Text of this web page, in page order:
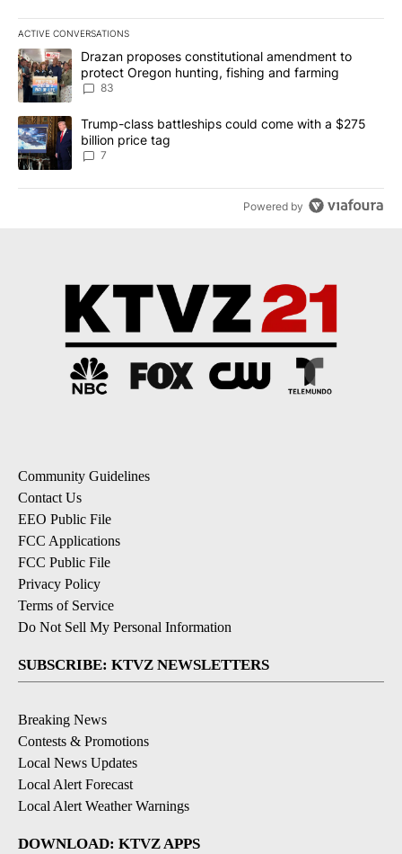
ACTIVE CONVERSATIONS
The following is a list of the most commented articles in the last
A trending article titled "Drazan proposes constitutional
Drazan proposes constitutional amendment to
protect Oregon hunting, fishing and farming
83
A trending article titled "Trump-class battleships could come
Trump-class battleships could come with a $275
billion price tag
7
Powered by
Community Guidelines
Contact Us
EEO Public File
FCC Applications
FCC Public File
Privacy Policy
Terms of Service
Do Not Sell My Personal Information
SUBSCRIBE: KTVZ NEWSLETTERS
Breaking News
Contests & Promotions
Local News Updates
Local Alert Forecast
Local Alert Weather Warnings
DOWNLOAD: KTVZ APPS